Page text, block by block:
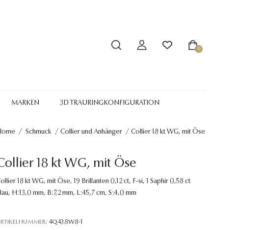
0
MARKEN 3D TRAURINGKONFIGURATION
/ Schmuck / Collier und Anhänger / Collier 18 kt WG, mit Öse
18 kt WG, mit Öse
18 kt WG, mit Öse, 19 Brillanten 0,12 ct, F-si, 1 Saphir 0,58 ct
H:13,0 mm, B:7,2 mm, L:45,7 cm, S:4,0 mm
4Q438W8-1